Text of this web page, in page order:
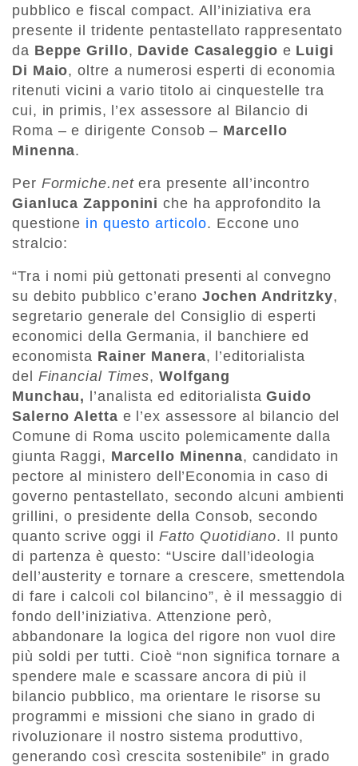
pubblico e fiscal compact. All’iniziativa era
presente il tridente pentastellato rappresentato
da Beppe Grillo, Davide Casaleggio e Luigi
Di Maio, oltre a numerosi esperti di economia
ritenuti vicini a vario titolo ai cinquestelle tra
cui, in primis, l’ex assessore al Bilancio di
Roma – e dirigente Consob – Marcello
Minenna.
Per Formiche.netera presente all’incontro
Gianluca Zapponini che ha approfondito la
questione in questo articolo. Eccone uno
stralcio:
“Tra i nomi più gettonati presenti al convegno
su debito pubblico c’eranoJochen Andritzky,
segretario generale del Consiglio di esperti
economici della Germania, il banchiere ed
economista Rainer Manera, l’editorialista
del Financial Times, Wolfgang
Munchau,
l’analista ed editorialistaGuido
Salerno Aletta e l’ex assessore al bilancio del
Comune di Roma uscito polemicamente dalla
giunta Raggi, Marcello Minenna, candidato in
pectore al ministero dell’Economia in caso di
governo pentastellato, secondo alcuni ambienti
grillini, o presidente della Consob, secondo
quanto scrive oggi il Fatto Quotidiano. Il punto
di partenza è questo: “Uscire dall’ideologia
dell’austerity e tornare a crescere, smettendola
di fare i calcoli col bilancino”, è il messaggio di
fondo dell’iniziativa. Attenzione però,
abbandonare la logica del rigore non vuol dire
più soldi per tutti. Cioè “non significa tornare a
spendere male e scassare ancora di più il
bilancio pubblico, ma orientare le risorse su
programmi e missioni che siano in grado di
rivoluzionare il nostro sistema produttivo,
generando così crescita sostenibile” in grado